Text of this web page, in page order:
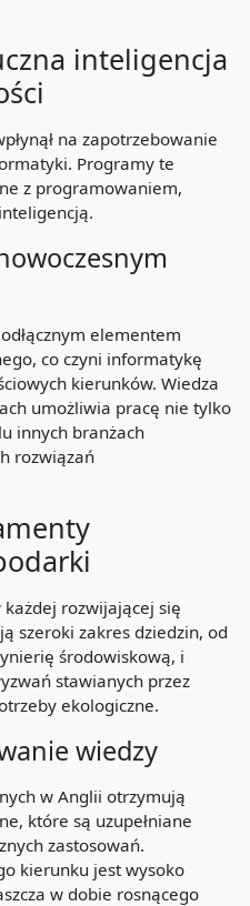
inteligencja
na zapotrzebowanie
Programy te
z programowaniem,
elementem
co czyni informatykę
kierunków. Wiedza
umożliwia pracę nie tylko
innych branżach
rozwiązań
rozwijającej się
szeroki zakres dziedzin, od
środowiskową, i
stawianych przez
ekologiczne.
wiedzy
w Anglii otrzymują
które są uzupełniane
zastosowań.
kierunku jest wysoko
w dobie rosnącego